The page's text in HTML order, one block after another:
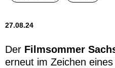
27.08.24
Der Filmsommer
erneut im Zeichen